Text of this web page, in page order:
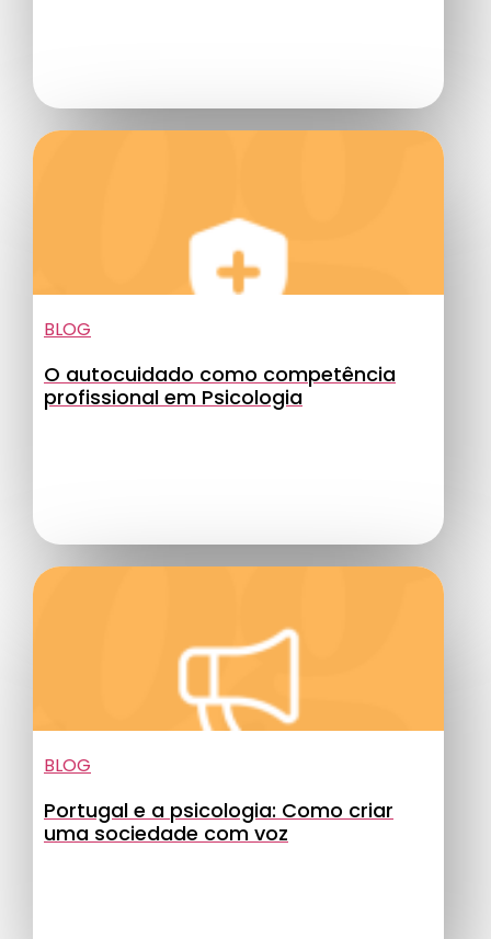
BLOG
O autocuidado como competência
profissional em Psicologia
BLOG
Portugal e a psicologia: Como criar
uma sociedade com voz